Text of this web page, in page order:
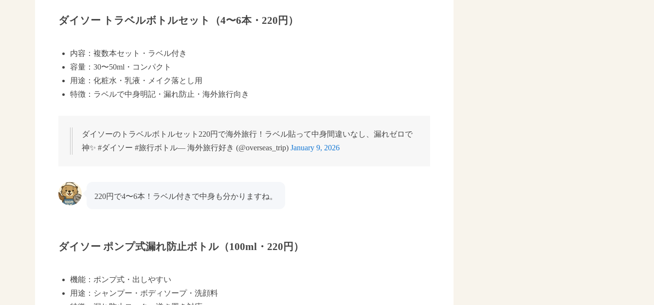
ダイソー トラベルボトルセット（4〜6本・220円）
内容：複数本セット・ラベル付き
容量：30〜50ml・コンパクト
用途：化粧水・乳液・メイク落とし用
特徴：ラベルで中身明記・漏れ防止・海外旅行向き
ダイソーのトラベルボトルセット220円で海外旅行！ラベル貼って中身間違いなし、漏れゼロで
神✨ #ダイソー #旅行ボトル— 海外旅行好き (@overseas_trip) January 9, 2026
220円で4〜6本！ラベル付きで中身も分かりますね。
ダイソー ポンプ式漏れ防止ボトル（100ml・220円）
機能：ポンプ式・出しやすい
用途：シャンプー・ボディソープ・洗顔料